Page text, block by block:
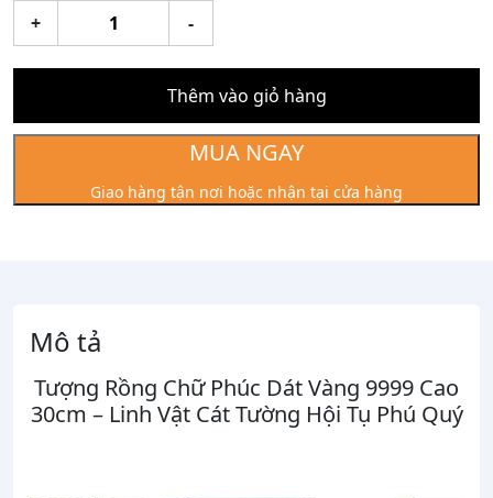
-
Tượng
Rồng
Chữ
Dát
Cao
+
Thêm vào giỏ hàng
MUA NGAY
Giao hàng tận nơi hoặc nhận tại cửa hàng
Mô tả
Tượng Rồng Chữ Phúc Dát Vàng 9999 Cao
30cm – Linh Vật Cát Tường Hội Tụ Phú Quý